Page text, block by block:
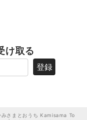
け取る
登録
みさまとおうち Kamisama To